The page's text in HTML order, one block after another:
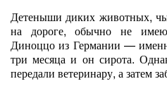
Детеныши диких животных,
на дороге, обычно не
Диноццо из Германии —
три месяца и он сирота.
передали ветеринару, а затем